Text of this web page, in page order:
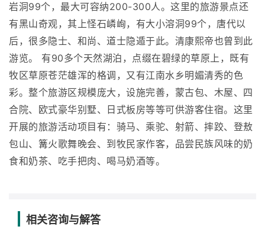
岩洞99个，最大可容纳200-300人。这里的旅游景点还
有黑山奇观，其上怪石嶙峋，有大小溶洞99个，唐代以
后，很多隐士、和尚、道士隐遁于此。清康熙帝也曾到此
游览。 有90多个天然湖泊，点缀在碧绿的草原上，既有
牧区草原苍茫雄浑的格调，又有江南水乡明媚清秀的色
彩。整个旅游区规模庞大，设施完善，蒙古包、木屋、四
合院、欧式豪华别墅、日式板房等等可供游客住宿。这里
开展的旅游活动项目有：骑马、乘驼、射箭、摔跤、登敖
包山、篝火歌舞晚会、到牧民家作客，品尝民族风味的奶
食和奶茶、吃手把肉、喝马奶酒等。
相关咨询与解答